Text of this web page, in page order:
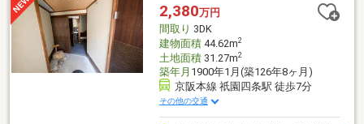
2,380万円
間取り 3DK
建物面積44.62m2
土地面積31.27m2
築年月 1900年1月(築126年8ヶ月)
京阪本線 祇園四条駅 徒歩7分
その他の交通